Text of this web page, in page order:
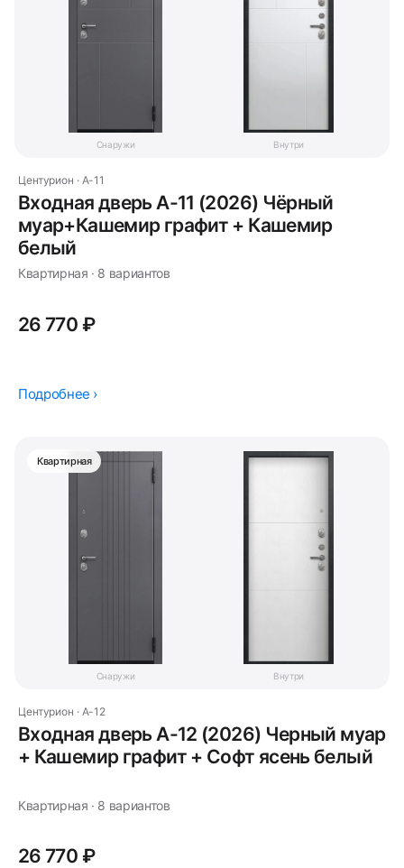
Снаружи Внутри
Центурион · A-11
Входная дверь A-11 (2026) Чёрный
муар+Кашемир графит + Кашемир
белый
Квартирная · 8 вариантов
26 770 ₽
Подробнее ›
Снаружи Внутри
Квартирная
Центурион · A-12
Входная дверь A-12 (2026) Черный муар
+ Кашемир графит + Софт ясень белый
Квартирная · 8 вариантов
26 770 ₽